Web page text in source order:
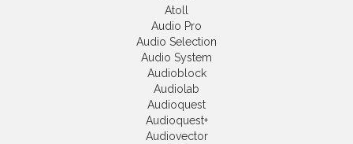
Atoll
Audio Pro
Audio Selection
Audio System
Audioblock
Audiolab
Audioquest
Audioquest+
Audiovector